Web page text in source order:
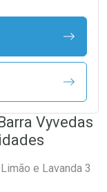
Vyvedas
e Lavanda 3